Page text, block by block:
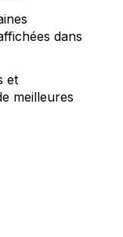
dans
et
meilleures